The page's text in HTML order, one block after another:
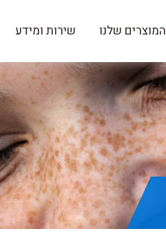
המוצרים שלנו שירות ומידע